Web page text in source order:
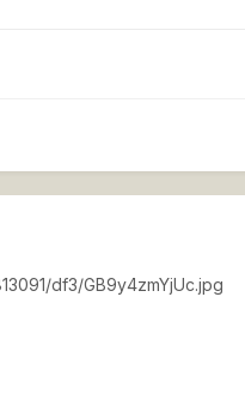
df3/GB9y4zmYjUc.jpg